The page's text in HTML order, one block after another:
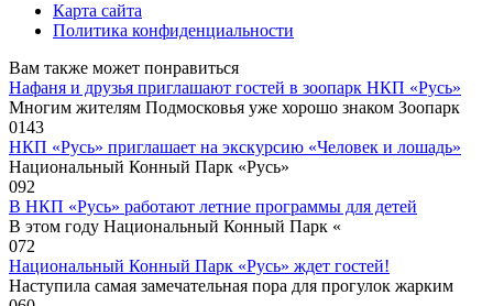
Карта сайта
Политика конфиденциальности
Вам также может понравиться
Нафаня и друзья приглашают гостей в зоопарк НКП «Русь»
Многим жителям Подмосковья уже хорошо знаком Зоопарк
0143
НКП «Русь» приглашает на экскурсию «Человек и лошадь»
Национальный Конный Парк «Русь»
092
В НКП «Русь» работают летние программы для детей
В этом году Национальный Конный Парк «
072
Национальный Конный Парк «Русь» ждет гостей!
Наступила самая замечательная пора для прогулок жарким